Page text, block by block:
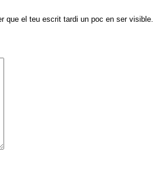
que el teu escrit tardi un poc en ser visible.